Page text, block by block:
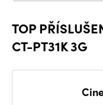
TOP
CT-PT31K 3G